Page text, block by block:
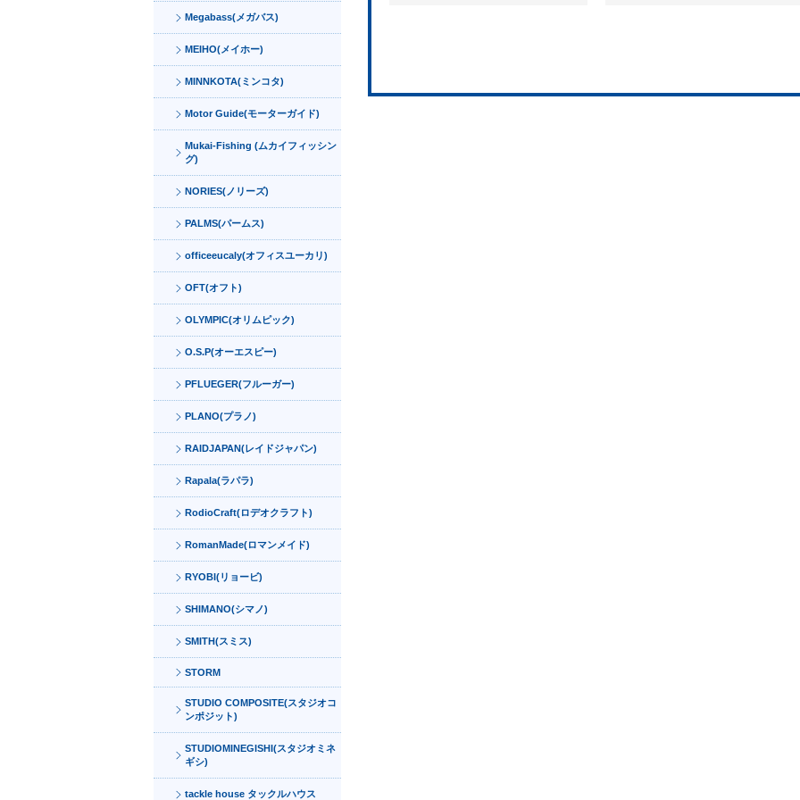
Megabass(メガバス)
MEIHO(メイホー)
MINNKOTA(ミンコタ)
Motor Guide(モーターガイド)
Mukai-Fishing (ムカイフィッシン
グ)
NORIES(ノリーズ)
PALMS(パームス)
officeeucaly(オフィスユーカリ)
OFT(オフト)
OLYMPIC(オリムピック)
O.S.P(オーエスピー)
PFLUEGER(フルーガー)
PLANO(プラノ)
RAIDJAPAN(レイドジャパン)
Rapala(ラパラ)
RodioCraft(ロデオクラフト)
RomanMade(ロマンメイド)
RYOBI(リョービ)
SHIMANO(シマノ)
SMITH(スミス)
STORM
STUDIO COMPOSITE(スタジオコ
ンポジット)
STUDIOMINEGISHI(スタジオミネ
ギシ)
tackle house タックルハウス